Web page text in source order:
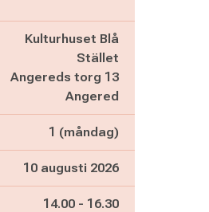
Kulturhuset Blå
Stället
Angereds torg 13
Angered
1 (måndag)
10 augusti 2026
Pågår mellan
14.00 - och
16.30